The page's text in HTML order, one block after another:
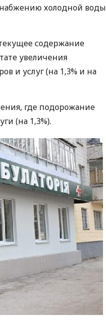
холодной воды
содержание
увеличения
и услуг (на 1,3% и на
где подорожание
(на 1,3%).